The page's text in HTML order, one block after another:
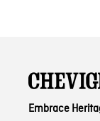
Embrace